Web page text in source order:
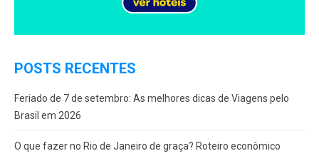
POSTS RECENTES
Feriado de 7 de setembro: As melhores dicas de Viagens pelo
Brasil em 2026
O que fazer no Rio de Janeiro de graça? Roteiro econômico